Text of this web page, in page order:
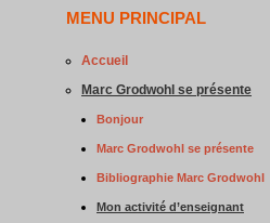
MENU PRINCIPAL
Accueil
Marc Grodwohl se présente
Bonjour
Marc Grodwohl se présente
Bibliographie Marc Grodwohl
Mon activité d’enseignant